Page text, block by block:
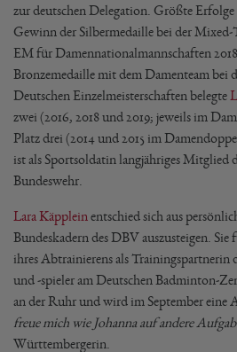
zur deutschen Delegation. Größte Erfolge
Gewinn der Silbermedaille bei der Mixed-
EM für Damennationalmannschaften
Bronzemedaille mit dem Damenteam bei
Deutschen Einzelmeisterschaften belegte
zwei (2016, 2018 und 2019; jeweils im
Platz drei (2014 und 2015 im
ist als Sportsoldatin langjähriges Mitglied
Bundeswehr.
Lara Käpplein entschied sich aus
Bundeskadern des DBV auszusteigen.
ihres Abtrainierens als Trainingspartnerin
und -spieler am Deutschen Badminton-
an der Ruhr und wird im September eine
freue mich wie Johanna auf andere
Württembergerin.